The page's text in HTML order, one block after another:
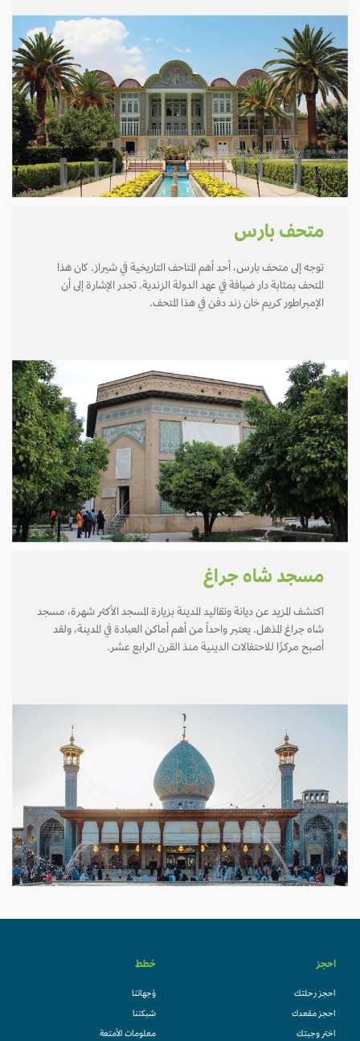
متحف بارس
توجه إلى متحف بارس، أحد أهم المتاحف التاريخية في شيراز. كان هذا
المتحف بمثابة دار ضيافة في عهد الدولة الزندية. تجدر الإشارة إلى أن
الإمبراطور كريم خان زند دفن في هذا المتحف.
مسجد شاه جراغ
اكتشف المزيد عن ديانة وتقاليد المدينة بزيارة المسجد الأكثر شهرة، مسجد
شاه جراغ المذهل. يعتبر واحداً من أهم أماكن العبادة في المدينة، ولقد
أصبح مركزًا للاحتفالات الدينية منذ القرن الرابع عشر.
احجز
احجز رحلتك
احجز مقعدك
اختر وجبتك
خطط
وُجهاتنا
شبكتنا
معلومات الأمتعة